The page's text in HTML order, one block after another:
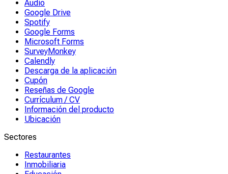
Audio
Google Drive
Spotify
Google Forms
Microsoft Forms
SurveyMonkey
Calendly
Descarga de la aplicación
Cupón
Reseñas de Google
Currículum / CV
Información del producto
Ubicación
Sectores
Restaurantes
Inmobiliaria